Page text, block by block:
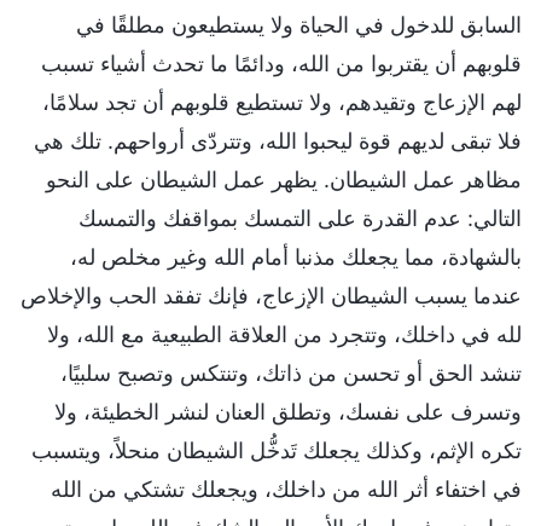
السابق للدخول في الحياة ولا يستطيعون مطلقًا في
قلوبهم أن يقتربوا من الله، ودائمًا ما تحدث أشياء تسبب
لهم الإزعاج وتقيدهم، ولا تستطيع قلوبهم أن تجد سلامًا،
فلا تبقى لديهم قوة ليحبوا الله، وتتردّى أرواحهم. تلك هي
مظاهر عمل الشيطان. يظهر عمل الشيطان على النحو
التالي: عدم القدرة على التمسك بمواقفك والتمسك
بالشهادة، مما يجعلك مذنبا أمام الله وغير مخلص له،
عندما يسبب الشيطان الإزعاج، فإنك تفقد الحب والإخلاص
لله في داخلك، وتتجرد من العلاقة الطبيعية مع الله، ولا
تنشد الحق أو تحسن من ذاتك، وتنتكس وتصبح سلبيًا،
وتسرف على نفسك، وتطلق العنان لنشر الخطيئة، ولا
تكره الإثم، وكذلك يجعلك تَدخُّل الشيطان منحلاً، ويتسبب
في اختفاء أثر الله من داخلك، ويجعلك تشتكي من الله